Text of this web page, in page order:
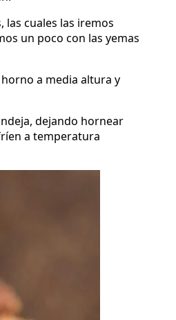
las cuales las iremos
un poco con las yemas
a media altura y
dejando hornear
a temperatura